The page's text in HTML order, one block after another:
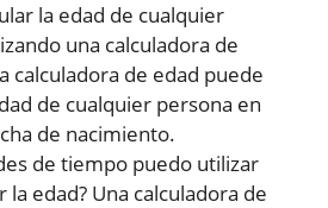
la edad de cualquier
una calculadora de
calculadora de edad puede
de cualquier persona en
de nacimiento.
de tiempo puedo utilizar
la edad? Una calculadora de